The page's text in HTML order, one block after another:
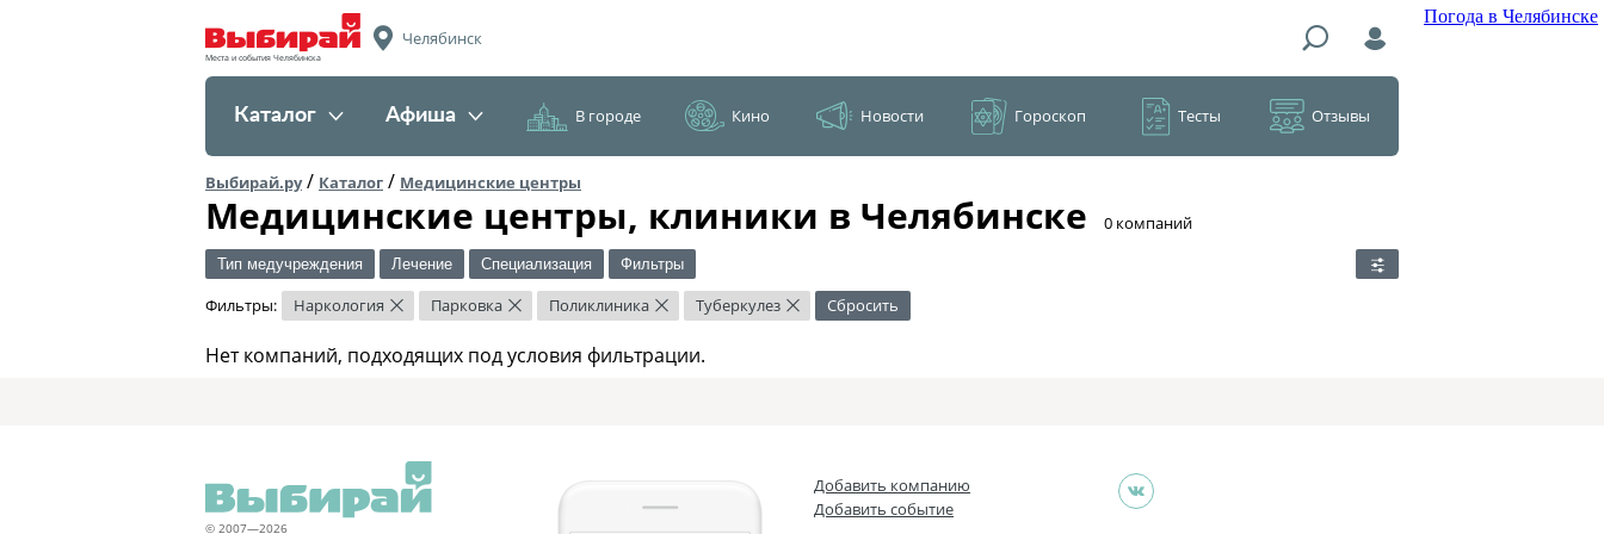
Погода в Челябинске
Места и события Челябинска
Челябинск
Каталог Афиша В городе Кино Новости Гороскоп Тесты Отзывы
Выбирай.ру/ Каталог / Медицинские центры
Медицинские центры, клиники в Челябинске ​0 компаний
Тип медучреждения Лечение Специализация Фильтры
Фильтры: Наркология × Парковка × Поликлиника × Туберкулез × Сбросить
Нет компаний, подходящих под условия фильтрации.
© 2007—2026
Добавить компанию
Добавить событие